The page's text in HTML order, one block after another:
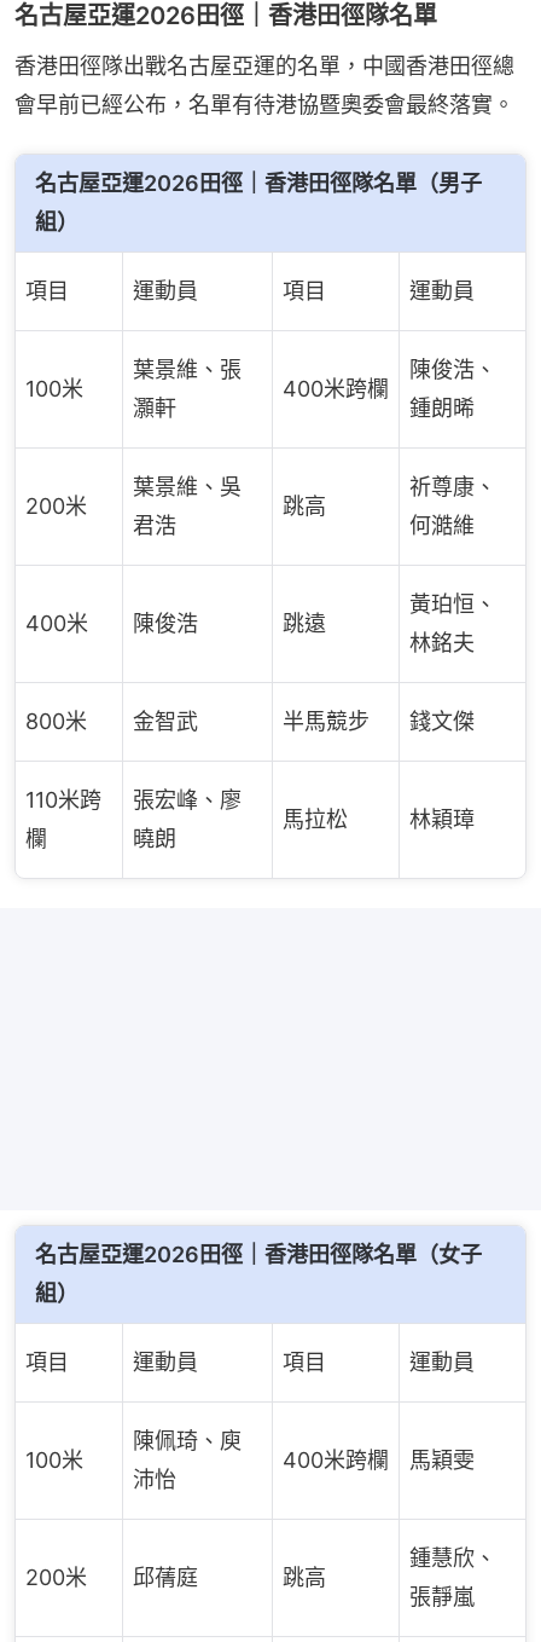
名古屋亞運2026田徑｜香港田徑隊名單
香港田徑隊出戰名古屋亞運的名單，中國香港田徑總
會早前已經公布，名單有待港協暨奧委會最終落實。
名古屋亞運2026田徑｜香港田徑隊名單（男子
組）
項目 運動員 項目 運動員
100米
葉景維、張
灝軒
400米跨欄
陳俊浩、
鍾朗晞
200米
葉景維、吳
君浩
跳高
祈尊康、
何澔維
400米 陳俊浩 跳遠
黃珀恒、
林銘夫
800米 金智武 半馬競步 錢文傑
110米跨
欄
張宏峰、廖
曉朗
馬拉松 林穎璋
名古屋亞運2026田徑｜香港田徑隊名單（女子
組）
項目 運動員 項目 運動員
100米
陳佩琦、庾
沛怡
400米跨欄 馬穎雯
200米 邱蒨庭 跳高
鍾慧欣、
張靜嵐